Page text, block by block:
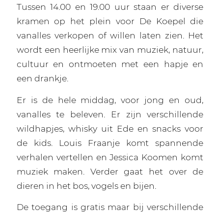
Tussen 14.00 en 19.00 uur staan er diverse
kramen op het plein voor De Koepel die
vanalles verkopen of willen laten zien. Het
wordt een heerlijke mix van muziek, natuur,
cultuur en ontmoeten met een hapje en
een drankje.
Er is de hele middag, voor jong en oud,
vanalles te beleven. Er zijn verschillende
wildhapjes, whisky uit Ede en snacks voor
de kids. Louis Fraanje komt spannende
verhalen vertellen en Jessica Koomen komt
muziek maken. Verder gaat het over de
dieren in het bos, vogels en bijen.
De toegang is gratis maar bij verschillende